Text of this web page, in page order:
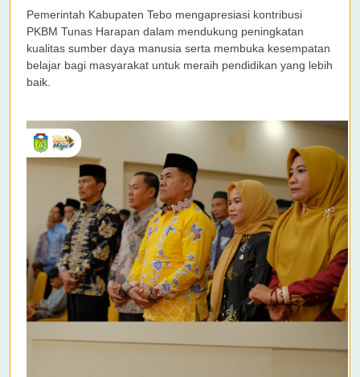
Pemerintah Kabupaten Tebo mengapresiasi kontribusi
PKBM Tunas Harapan dalam mendukung peningkatan
kualitas sumber daya manusia serta membuka kesempatan
belajar bagi masyarakat untuk meraih pendidikan yang lebih
baik.